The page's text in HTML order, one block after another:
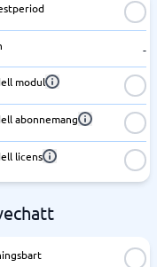
-
modul
abonnemang
licens